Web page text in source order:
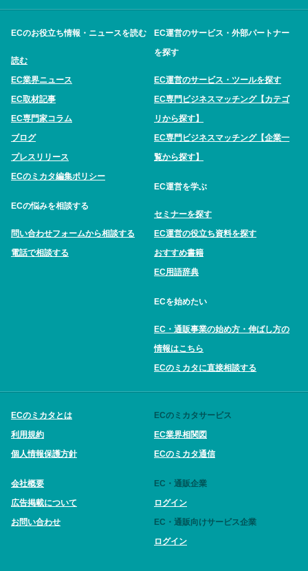
ECのお役立ち情報・ニュースを読む
読む
EC業界ニュース
EC取材記事
EC専門家コラム
ブログ
プレスリリース
ECのミカタ編集ポリシー
ECの悩みを相談する
問い合わせフォームから相談する
電話で相談する
EC運営のサービス・外部パートナー
を探す
EC運営のサービス・ツールを探す
EC専門ビジネスマッチング【カテゴ
リから探す】
EC専門ビジネスマッチング【企業一
覧から探す】
EC運営を学ぶ
セミナーを探す
EC運営の役立ち資料を探す
おすすめ書籍
EC用語辞典
ECを始めたい
EC・通販事業の始め方・伸ばし方の
情報はこちら
ECのミカタに直接相談する
ECのミカタとは
利用規約
個人情報保護方針
会社概要
広告掲載について
お問い合わせ
ECのミカタサービス
EC業界相関図
ECのミカタ通信
EC・通販企業
ログイン
EC・通販向けサービス企業
ログイン